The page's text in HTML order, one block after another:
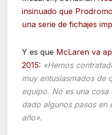
insinuado que
una serie de fichajes
Y es que McLaren va
2015: «Hemos
muy entusiasmados de
equipo. No es una
dado algunos pasos en
año».